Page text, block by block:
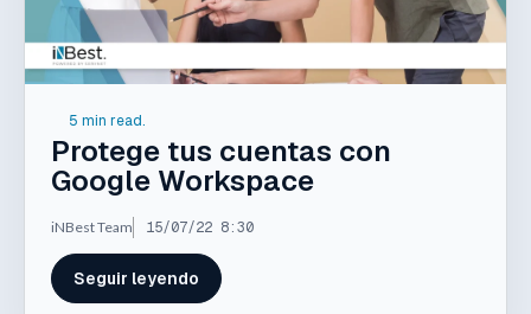
5 min read.
Protege tus cuentas con
Google Workspace
iNBest Team 15/07/22 8:30
Seguir leyendo